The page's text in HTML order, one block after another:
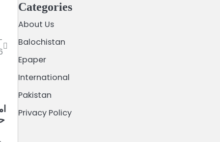
Categories
About Us
Balochistan
Epaper
International
Pakistan
Privacy Policy